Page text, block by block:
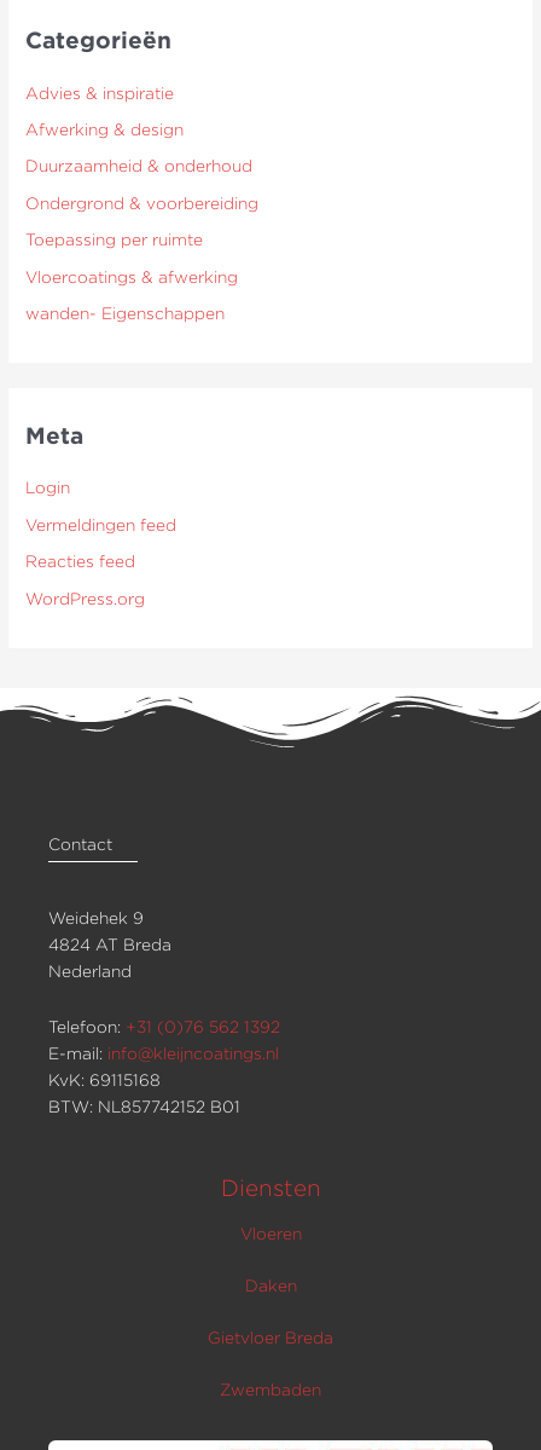
Categorieën
Advies & inspiratie
Afwerking & design
Duurzaamheid & onderhoud
Ondergrond & voorbereiding
Toepassing per ruimte
Vloercoatings & afwerking
wanden- Eigenschappen
Meta
Login
Vermeldingen feed
Reacties feed
WordPress.org
Contact
Weidehek 9
4824 AT Breda
Nederland
Telefoon: +31 (0)76 562 1392
E-mail: info@kleijncoatings.nl
KvK: 69115168
BTW: NL857742152 B01
Diensten
Vloeren
Daken
Gietvloer Breda
Zwembaden